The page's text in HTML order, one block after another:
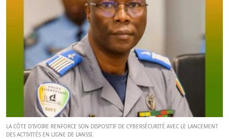
LA CÔTE D'IVOIRE RENFORCE SON DISPOSITIF DE CYBERSÉCURITÉ AVEC LE LANCEMENT
DES ACTIVITÉS EN LIGNE DE L'ANSSI.